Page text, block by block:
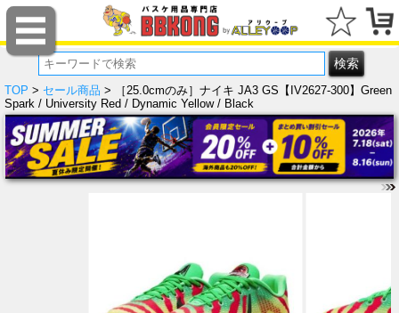
TOP > セール商品 > ［25.0cmのみ］ナイキ JA3 GS【IV2627-300】Green
Spark / University Red / Dynamic Yellow / Black